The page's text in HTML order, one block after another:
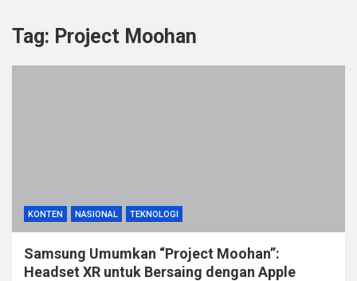
Tag: Project Moohan
KONTEN NASIONAL TEKNOLOGI
Samsung Umumkan “Project Moohan”:
Headset XR untuk Bersaing dengan Apple